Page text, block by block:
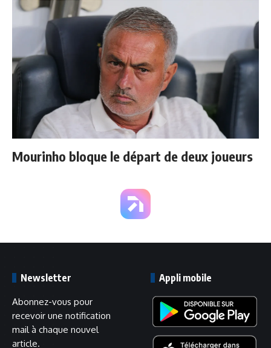
Mourinho bloque le départ de deux joueurs
Newsletter
Abonnez-vous pour
recevoir une notification
mail à chaque nouvel
article.
Appli mobile